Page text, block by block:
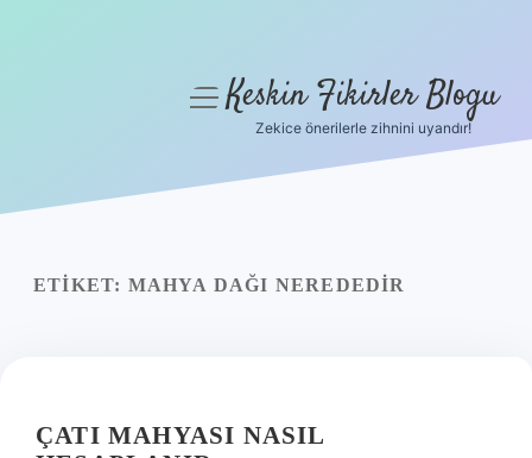
Yasal Uyarı
menüyüKeskin Fikirler Blogu
Zekice önerilerle zihnini uyandır!
ETIKET: MAHYA DAĞI NEREDEDIR
ÇATI MAHYASI NASIL